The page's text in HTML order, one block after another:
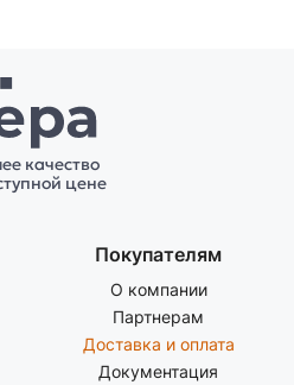
качество
цене
Покупателям
О компании
Партнерам
Доставка и оплата
Документация